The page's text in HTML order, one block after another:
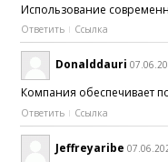
Использование
Ответить Ссылка
Donalddauri
Компания обеспечивает
Ответить Ссылка
Jeffreyaribe